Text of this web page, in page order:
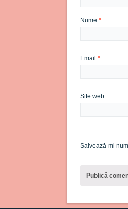
Nume *
Email *
Site web
Salvează-mi